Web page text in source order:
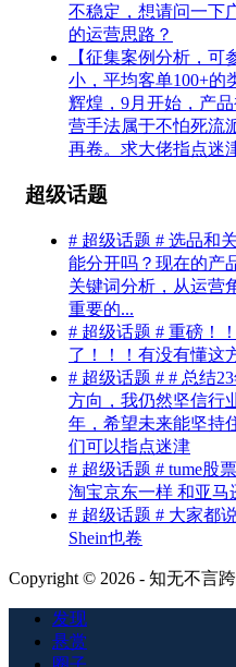
不稳定，想请问一下
的运营思路？
【征集案例分析，
小，平均客单100+的
辉煌，9月开始，产
营手法属于不怕死流
再卷。求大佬指点迷
超级话题
# 超级话题 # 选品和
能分开吗？现在的产
关键词分析，从运营
重要的...
# 超级话题 # 重磅！
了！！！有没有懂这
# 超级话题 # # 总结
方向，我仍然坚信行
年，希望未来能坚持
们可以指点迷津
# 超级话题 # tume股
淘宝京东一样 和亚马
# 超级话题 # 大家都
Shein也卷
Copyright © 2026 - 知无不言
发现
悬赏